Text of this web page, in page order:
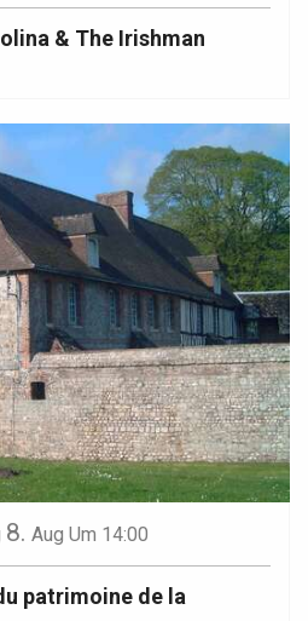
& The Irishman
8. Aug Um 14:00
patrimoine de la